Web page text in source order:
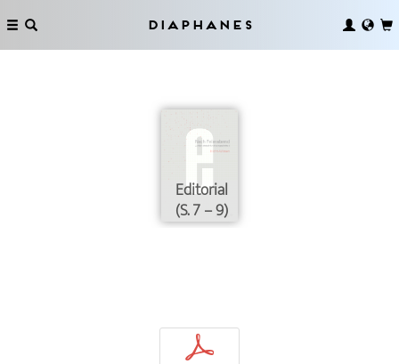
Diaphanes
Editorial
(S. 7 – 9)
p